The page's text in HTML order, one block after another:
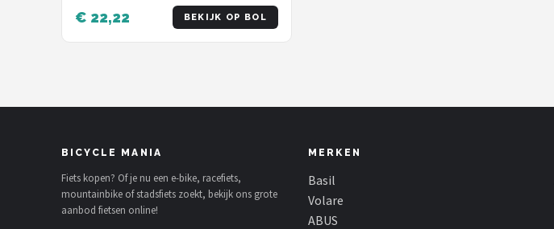
€ 22,22 BEKIJK OP BOL
BICYCLE MANIA
Fiets kopen? Of je nu een e-bike, racefiets,
mountainbike of stadsfiets zoekt, bekijk ons grote
aanbod fietsen online!
MERKEN
Basil
Volare
ABUS